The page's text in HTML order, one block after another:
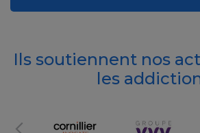
Ils soutiennent nos
les